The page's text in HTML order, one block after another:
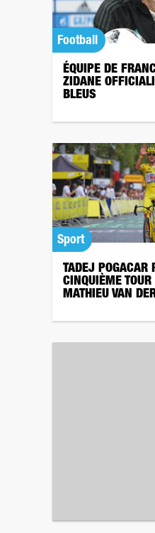
Football
ÉQUIPE DE
ZIDANE
BLEUS
Sport
TADEJ POGACAR
CINQUIÈME
MATHIEU VAN